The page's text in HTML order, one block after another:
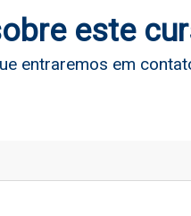
este
entraremos em